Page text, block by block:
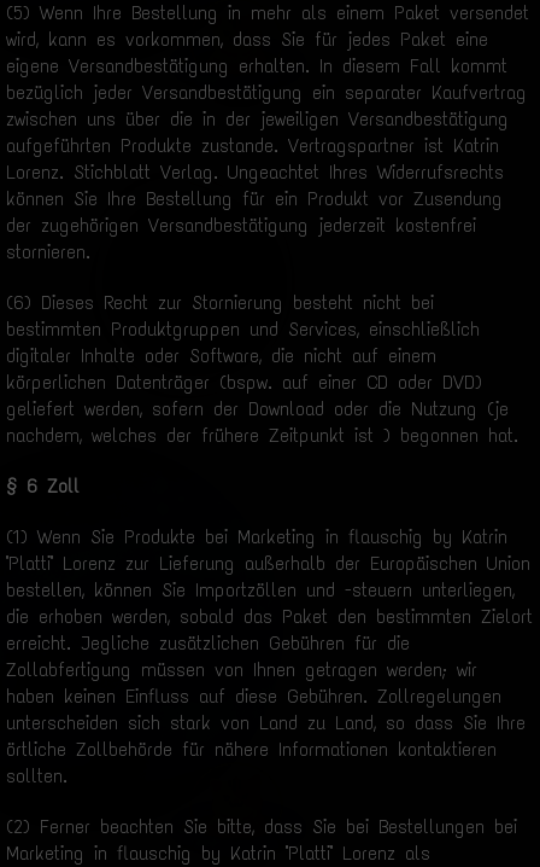
(5) Wenn Ihre Bestellung in mehr als einem Paket versendet
wird, kann es vorkommen, dass Sie für jedes Paket eine
eigene Versandbestätigung erhalten. In diesem Fall kommt
bezüglich jeder Versandbestätigung ein separater Kaufvertrag
zwischen uns über die in der jeweiligen Versandbestätigung
aufgeführten Produkte zustande. Vertragspartner ist Katrin
Lorenz. Stichblatt Verlag. Ungeachtet Ihres Widerrufsrechts
können Sie Ihre Bestellung für ein Produkt vor Zusendung
der zugehörigen Versandbestätigung jederzeit kostenfrei
stornieren.
(6) Dieses Recht zur Stornierung besteht nicht bei
bestimmten Produktgruppen und Services, einschließlich
digitaler Inhalte oder Software, die nicht auf einem
körperlichen Datenträger (bspw. auf einer CD oder DVD)
geliefert werden, sofern der Download oder die Nutzung (je
nachdem, welches der frühere Zeitpunkt ist ) begonnen hat.
§ 6 Zoll
(1) Wenn Sie Produkte bei Marketing in flauschig by Katrin
"Platti" Lorenz zur Lieferung außerhalb der Europäischen Union
bestellen, können Sie Importzöllen und -steuern unterliegen,
die erhoben werden, sobald das Paket den bestimmten Zielort
erreicht. Jegliche zusätzlichen Gebühren für die
Zollabfertigung müssen von Ihnen getragen werden; wir
haben keinen Einfluss auf diese Gebühren. Zollregelungen
unterscheiden sich stark von Land zu Land, so dass Sie Ihre
örtliche Zollbehörde für nähere Informationen kontaktieren
sollten.
(2) Ferner beachten Sie bitte, dass Sie bei Bestellungen bei
Marketing in flauschig by Katrin "Platti" Lorenz als